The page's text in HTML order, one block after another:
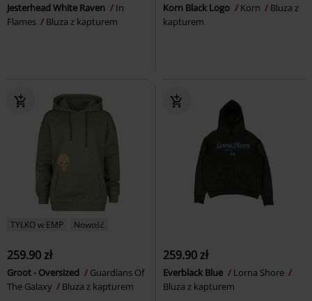
Jesterhead White Raven
In
Flames
Bluza z kapturem
Korn Black Logo Korn
Bluza z
kapturem
TYLKO w EMP Nowość
259.90 zł
Groot - Oversized
Guardians Of
The Galaxy
Bluza z kapturem
259.90 zł
Everblack Blue
Lorna Shore
Bluza z kapturem